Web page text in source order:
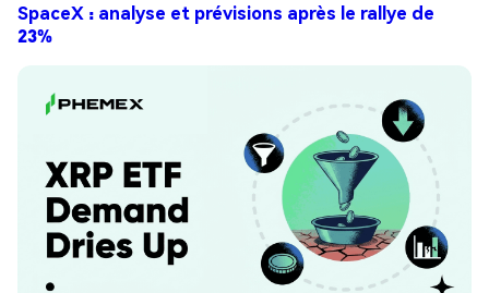
SpaceX : analyse et prévisions après le rallye de
23%